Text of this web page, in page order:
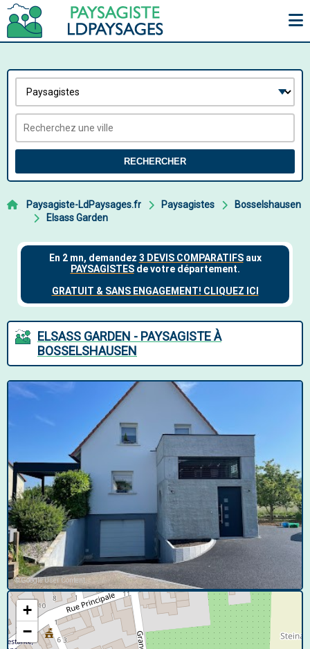
RECHERCHER
Paysagiste-LdPaysages.fr Paysagistes
Bosselshausen
Elsass Garden
ELSASS GARDEN - PAYSAGISTE À
BOSSELSHAUSEN
© Google User Content
+
−